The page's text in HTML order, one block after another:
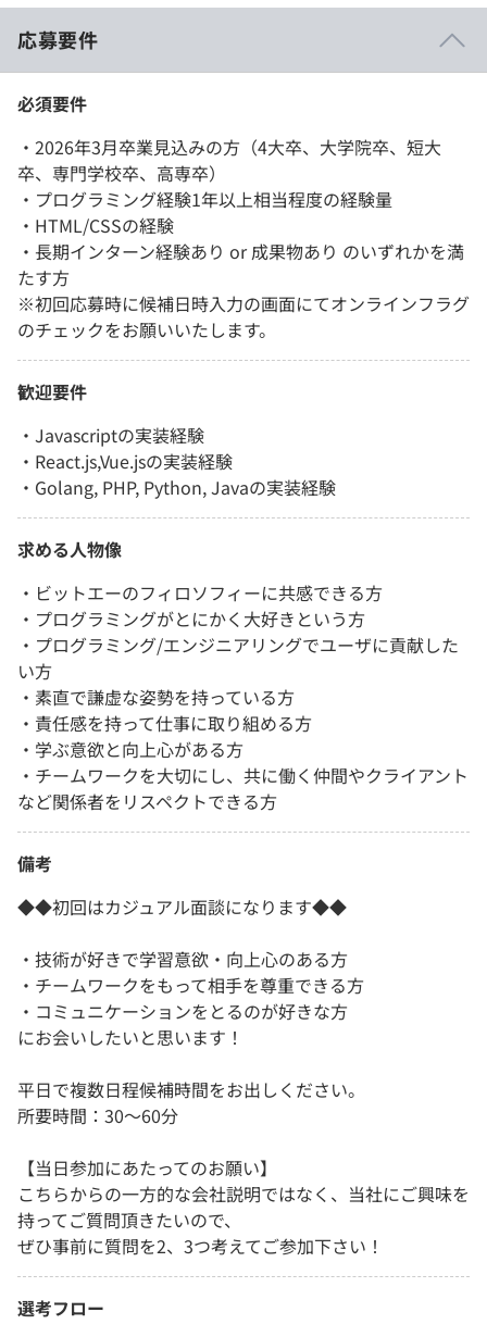
応募要件
必須要件
・2026年3月卒業見込みの方（4大卒、大学院卒、短大
卒、専門学校卒、高専卒）
・プログラミング経験1年以上相当程度の経験量
・HTML/CSSの経験
・長期インターン経験あり or 成果物あり のいずれかを満
たす方
※初回応募時に候補日時入力の画面にてオンラインフラグ
のチェックをお願いいたします。
歓迎要件
・Javascriptの実装経験
・React.js,Vue.jsの実装経験
・Golang, PHP, Python, Javaの実装経験
求める人物像
・ビットエーのフィロソフィーに共感できる方
・プログラミングがとにかく大好きという方
・プログラミング/エンジニアリングでユーザに貢献した
い方
・素直で謙虚な姿勢を持っている方
・責任感を持って仕事に取り組める方
・学ぶ意欲と向上心がある方
・チームワークを大切にし、共に働く仲間やクライアント
など関係者をリスペクトできる方
備考
◆◆初回はカジュアル面談になります◆◆
・技術が好きで学習意欲・向上心のある方
・チームワークをもって相手を尊重できる方
・コミュニケーションをとるのが好きな方
にお会いしたいと思います！
平日で複数日程候補時間をお出しください。
所要時間：30～60分
【当日参加にあたってのお願い】
こちらからの一方的な会社説明ではなく、当社にご興味を
持ってご質問頂きたいので、
ぜひ事前に質問を2、3つ考えてご参加下さい！
選考フロー